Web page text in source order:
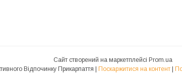
Сайт створений на маркетплейсі Prom.ua
Поскаржитися на контент